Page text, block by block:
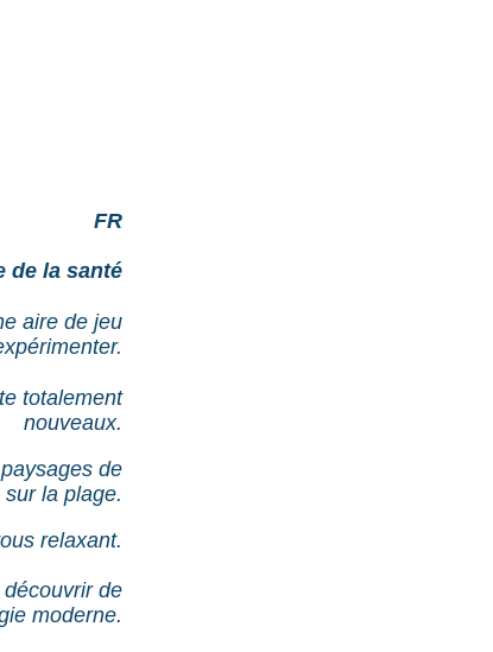
FR
de la santé
aire de jeu
totalement
nouveaux.
de
la plage.
relaxant.
de
moderne.